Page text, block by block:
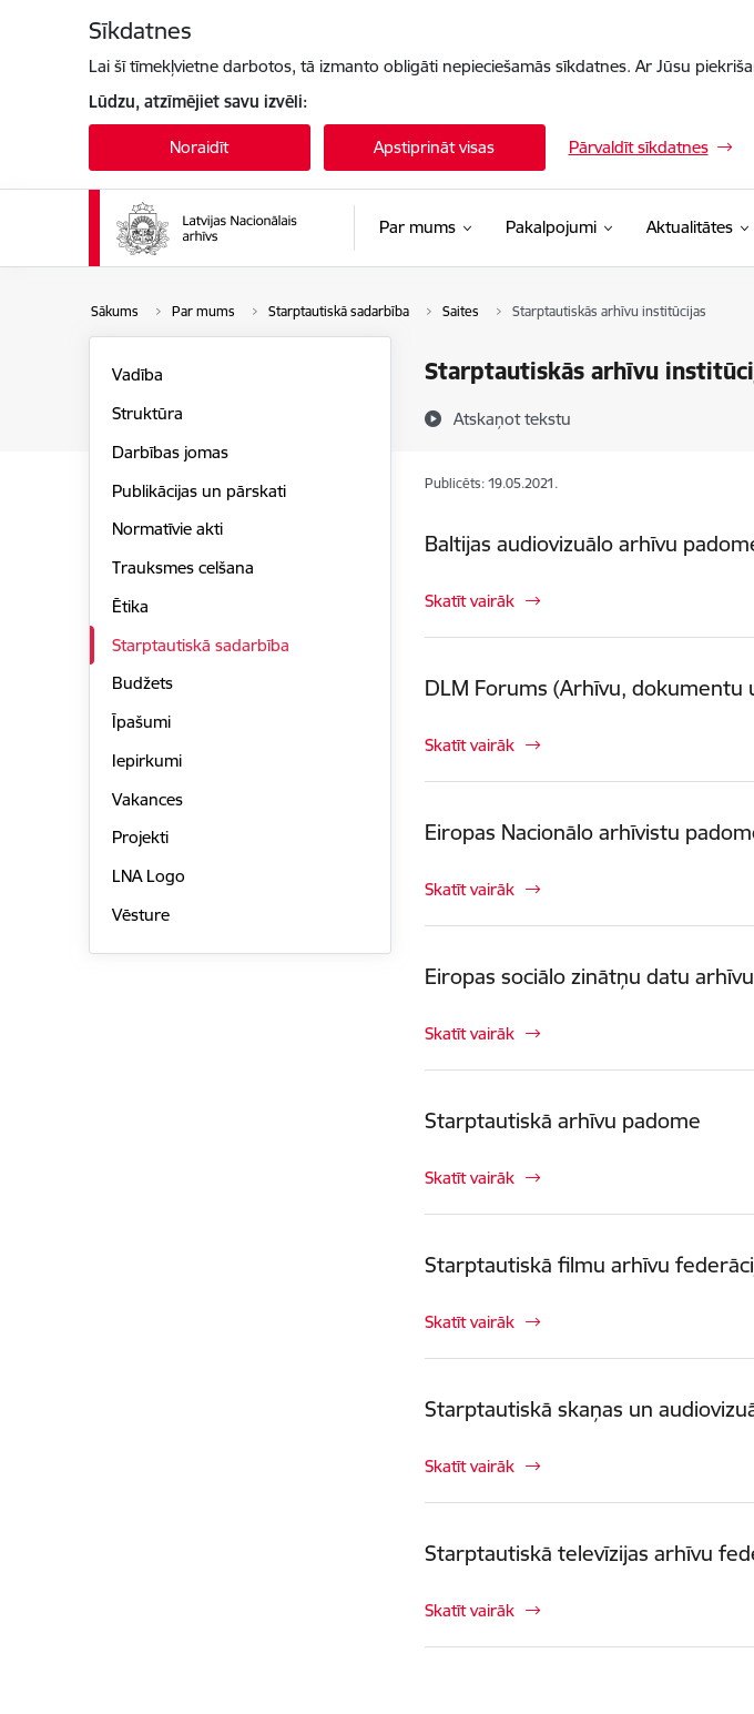
Sīkdatnes
Lai šī tīmekļvietne darbotos, tā izmanto obligāti nepieciešamās sīkdatnes. Ar Jūsu
Lūdzu, atzīmējiet savu izvēli:
Noraidīt Apstiprināt visas Pārvaldīt sīkdatnes
Par mums Pakalpojumi Aktualitātes
Sākums Par mums Starptautiskā sadarbība Saites Starptautiskās arhīvu institūcijas
Starptautiskās arhīvu
Atskaņot tekstu
Vadība
Struktūra
Darbības jomas
Publikācijas un pārskati
Normatīvie akti
Trauksmes celšana
Ētika
Starptautiskā sadarbība
Budžets
Īpašumi
Iepirkumi
Vakances
Projekti
LNA Logo
Vēsture
Publicēts: 19.05.2021.
Baltijas audiovizuālo arhīvu
Skatīt vairāk
DLM Forums (Arhīvu, dokumentu
Skatīt vairāk
Eiropas Nacionālo arhīvistu
Skatīt vairāk
Eiropas sociālo zinātņu datu
Skatīt vairāk
Starptautiskā arhīvu padome
Skatīt vairāk
Starptautiskā filmu arhīvu
Skatīt vairāk
Starptautiskā skaņas un
Skatīt vairāk
Starptautiskā televīzijas arhīvu
Skatīt vairāk